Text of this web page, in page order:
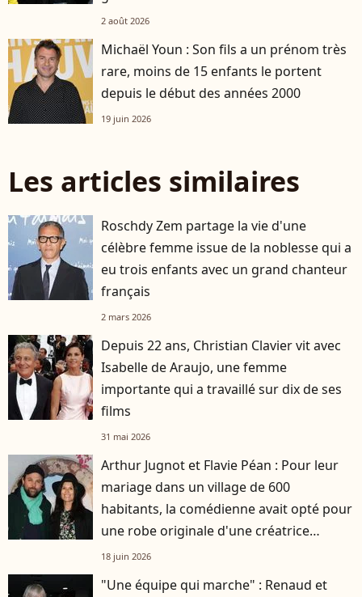
2 août 2026
Michaël Youn : Son fils a un prénom très
rare, moins de 15 enfants le portent
depuis le début des années 2000
19 juin 2026
Les articles similaires
Roschdy Zem partage la vie d'une
célèbre femme issue de la noblesse qui a
eu trois enfants avec un grand chanteur
français
2 mars 2026
Depuis 22 ans, Christian Clavier vit avec
Isabelle de Araujo, une femme
importante qui a travaillé sur dix de ses
films
31 mai 2026
Arthur Jugnot et Flavie Péan : Pour leur
mariage dans un village de 600
habitants, la comédienne avait opté pour
une robe originale d'une créatrice
française
18 juin 2026
"Une équipe qui marche" : Renaud et